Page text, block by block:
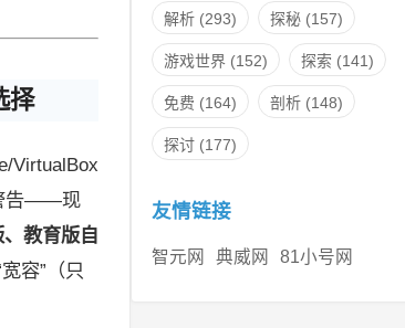
择
VirtualBox
告——现
教育版自
容”（只
解析 (293) 探秘 (157)
游戏世界 (152) 探索 (141)
免费 (164) 剖析 (148)
探讨 (177)
友情链接
智元网 典威网 81小号网